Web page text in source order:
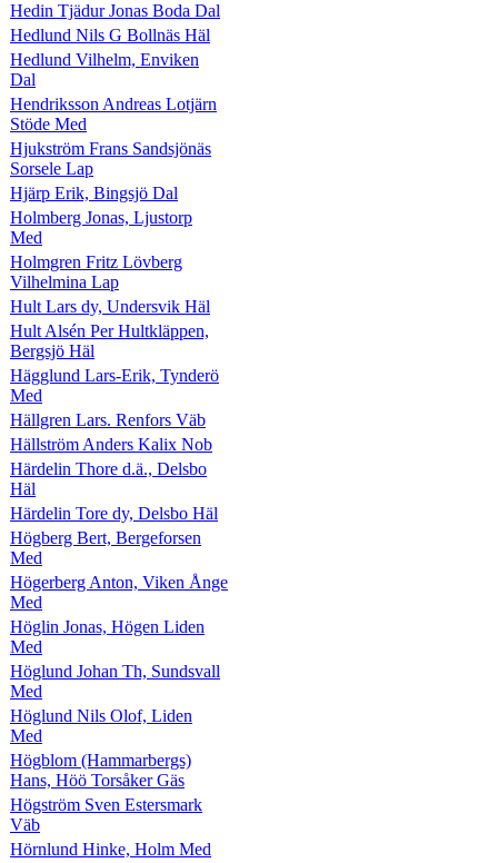
Hedin Tjädur Jonas Boda Dal
Hedlund Nils G Bollnäs Häl
Hedlund Vilhelm, Enviken
Dal
Hendriksson Andreas Lotjärn
Stöde Med
Hjukström Frans Sandsjönäs
Sorsele Lap
Hjärp Erik, Bingsjö Dal
Holmberg Jonas, Ljustorp
Med
Holmgren Fritz Lövberg
Vilhelmina Lap
Hult Lars dy, Undersvik Häl
Hult Alsén Per Hultkläppen,
Bergsjö Häl
Hägglund Lars-Erik, Tynderö
Med
Hällgren Lars. Renfors Väb
Hällström Anders Kalix Nob
Härdelin Thore d.ä., Delsbo
Häl
Härdelin Tore dy, Delsbo Häl
Högberg Bert, Bergeforsen
Med
Högerberg Anton, Viken Ånge
Med
Höglin Jonas, Högen Liden
Med
Höglund Johan Th, Sundsvall
Med
Höglund Nils Olof, Liden
Med
Högblom (Hammarbergs)
Hans, Höö Torsåker Gäs
Högström Sven Estersmark
Väb
Hörnlund Hinke, Holm Med